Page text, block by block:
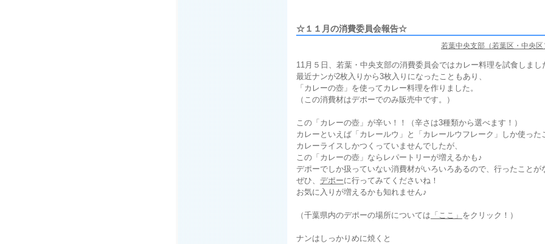
☆１１月の消費委員会報告☆
若葉中央支部（若葉区・中央区
11月５日、若葉・中央支部の消費委員会ではカレー料理を試食しまし
最近ナンが2枚入りから3枚入りになったこともあり、
「カレーの壺」を使ってカレー料理を作りました。
（この消費材はデポーでのみ販売中です。）
この「カレーの壺」が辛い！！（辛さは3種類から選べます！）
カレーといえば「カレールウ」と「カレールウフレーク」しか使った
カレーライスしかつくっていませんでしたが、
この「カレーの壺」ならレパートリーが増えるかも♪
デポーでしか扱っていない消費材がいろいろあるので、行ったことが
ぜひ、 デポーに行ってみてくださいね！
お気に入りが増えるかも知れません♪
（千葉県内のデポーの場所については 「ここ」 をクリック！）
ナンはしっかりめに焼くと